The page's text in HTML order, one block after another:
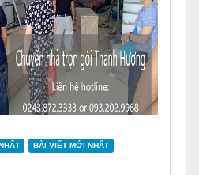
BÀI VIẾT MỚI NHẤT